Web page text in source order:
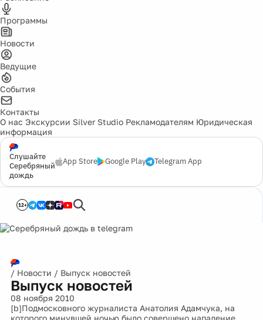
Программы
Новости
Ведущие
События
Контакты
О нас Экскурсии Silver Studio Рекламодателям Юридическая
информация
Слушайте
Серебряный
дождь
App Store Google Play Telegram App
12+
/ Новости / Выпуск новостей
Выпуск новостей
08 ноября 2010
[b]Подмосковного журналиста Анатолия Адамчука, на